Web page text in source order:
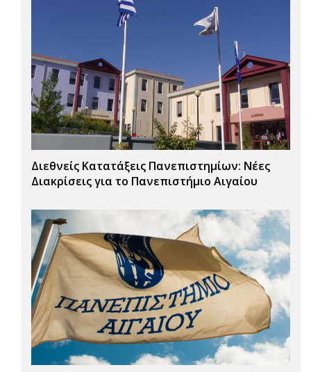
Διεθνείς Κατατάξεις Πανεπιστημίων: Νέες
Διακρίσεις για το Πανεπιστήμιο Αιγαίου